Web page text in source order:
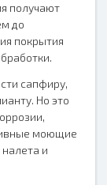
получают
до
покрытия
сапфиру,
Но это
моющие
и